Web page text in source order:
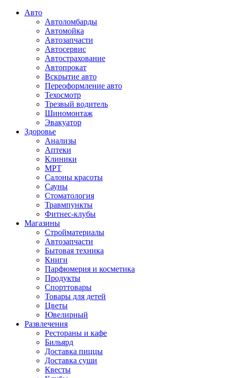
Авто
Автоломбарды
Автомойка
Автозапчасти
Автосервис
Автострахование
Автопрокат
Вскрытие авто
Переоформление авто
Техосмотр
Трезвый водитель
Шиномонтаж
Эвакуатор
Здоровье
Анализы
Аптеки
Клиники
МРТ
Салоны красоты
Сауны
Стоматология
Травмпункты
Фитнес-клубы
Магазины
Стройматериалы
Автозапчасти
Бытовая техника
Книги
Парфюмерия и косметика
Продукты
Спорттовары
Товары для детей
Цветы
Ювелирный
Развлечения
Рестораны и кафе
Бильярд
Доставка пиццы
Доставка суши
Квесты